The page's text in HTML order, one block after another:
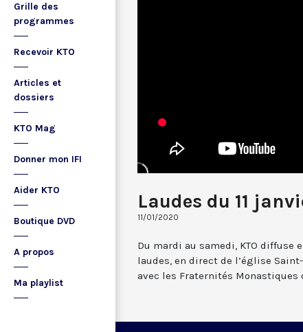
Grille des
programmes
Recevoir KTO
Articles et
dossiers
KTO Mag
Donner mon IFI
Aider KTO
Boutique DVD
A propos
Ma playlist
Laudes du 11
11/01/2020
Du mardi au samedi, KTO diffuse
laudes, en direct de l’église
avec les Fraternités Monastiques